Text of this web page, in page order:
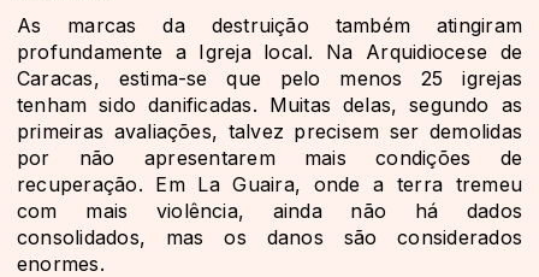
As marcas da destruição também atingiram
profundamente a Igreja local. Na Arquidiocese de
Caracas, estima-se que pelo menos 25 igrejas
tenham sido danificadas. Muitas delas, segundo as
primeiras avaliações, talvez precisem ser demolidas
por não apresentarem mais condições de
recuperação. Em La Guaira, onde a terra tremeu
com mais violência, ainda não há dados
consolidados, mas os danos são considerados
enormes.